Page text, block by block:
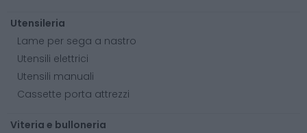
Utensileria
Lame per sega a nastro
Utensili elettrici
Utensili manuali
Cassette porta attrezzi
Viteria e bulloneria